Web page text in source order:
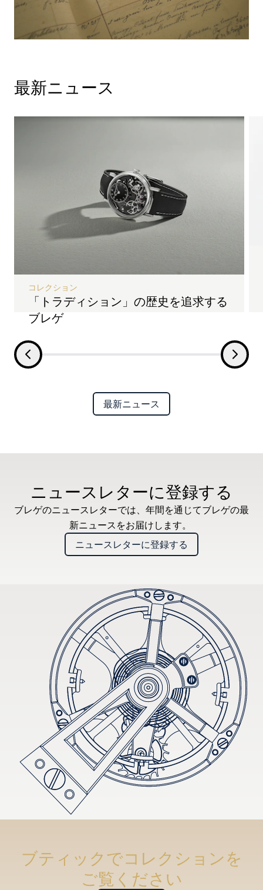
最新ニュース
「トラディション」の歴史を追求する
ブレゲ
コレクション
最新ニュース
ニュースレターに登録する
ブレゲのニュースレターでは、年間を通じてブレゲの最
新ニュースをお届けします。
ニュースレターに登録する
ブティックでコレクションを
ご覧ください